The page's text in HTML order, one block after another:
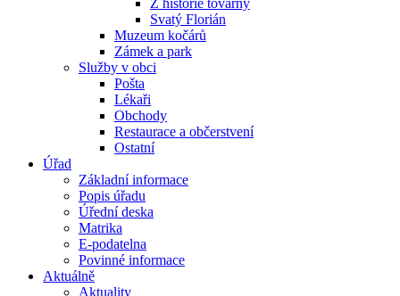
Z historie továrny
Svatý Florián
Muzeum kočárů
Zámek a park
Služby v obci
Pošta
Lékaři
Obchody
Restaurace a občerstvení
Ostatní
Úřad
Základní informace
Popis úřadu
Úřední deska
Matrika
E-podatelna
Povinné informace
Aktuálně
Aktuality